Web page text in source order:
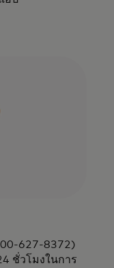
627-8372)
ชั่วโมงในการ